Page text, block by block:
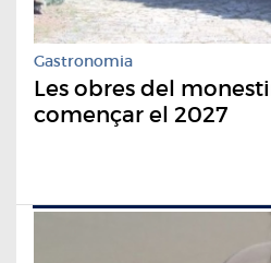
Gastronomia
Les obres del
començar el 2027